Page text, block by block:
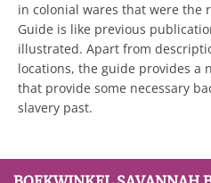
in colonial wares that were the
Guide is like previous
illustrated. Apart from
locations, the guide provides a
that provide some necessary
slavery past.